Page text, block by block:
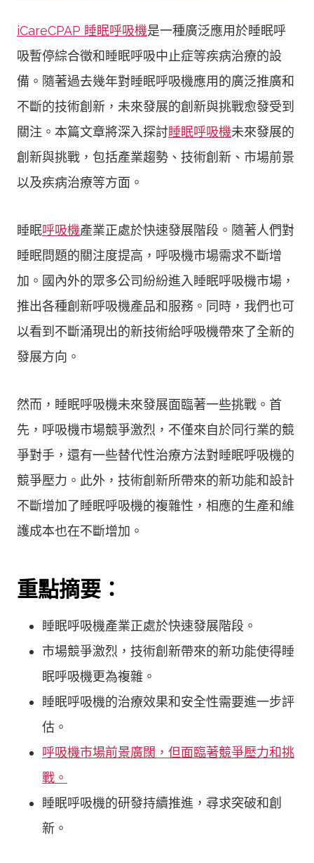
iCareCPAP 睡眠呼吸機是一種廣泛應用於睡眠呼
吸暫停綜合徵和睡眠呼吸中止症等疾病治療的設
備。隨著過去幾年對睡眠呼吸機應用的廣泛推廣和
不斷的技術創新，未來發展的創新與挑戰愈發受到
關注。本篇文章將深入探討睡眠呼吸機未來發展的
創新與挑戰，包括產業趨勢、技術創新、市場前景
以及疾病治療等方面。
睡眠呼吸機產業正處於快速發展階段。隨著人們對
睡眠問題的關注度提高，呼吸機市場需求不斷增
加。國內外的眾多公司紛紛進入睡眠呼吸機市場，
推出各種創新呼吸機產品和服務。同時，我們也可
以看到不斷涌現出的新技術給呼吸機帶來了全新的
發展方向。
然而，睡眠呼吸機未來發展面臨著一些挑戰。首
先，呼吸機市場競爭激烈，不僅來自於同行業的競
爭對手，還有一些替代性治療方法對睡眠呼吸機的
競爭壓力。此外，技術創新所帶來的新功能和設計
不斷增加了睡眠呼吸機的複雜性，相應的生產和維
護成本也在不斷增加。
重點摘要：
睡眠呼吸機產業正處於快速發展階段。
市場競爭激烈，技術創新帶來的新功能使得睡
眠呼吸機更為複雜。
睡眠呼吸機的治療效果和安全性需要進一步評
估。
呼吸機市場前景廣闊，但面臨著競爭壓力和挑
戰。
睡眠呼吸機的研發持續推進，尋求突破和創
新。